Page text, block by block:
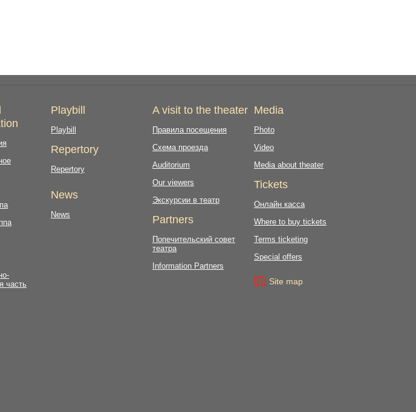
часть
Playbill
Playbill
Repertory
Repertory
News
News
A visit to the theater
Правила посещения
Схема проезда
Auditorium
Our viewers
Экскурсии в театр
Partners
Попечительский совет
театра
Information Partners
Media
Photo
Video
Media about theater
Tickets
Онлайн касса
Where to buy tickets
Terms ticketing
Special offers
Site map